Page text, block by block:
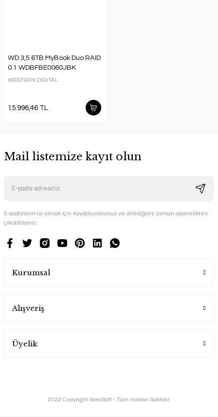
WD 3,5 6TB MyBook Duo RAID
0.1 WDBFBE0060JBK
WESTERN DIGITAL
15.996,46 TL
Mail listemize kayıt olun
E-postalarımızı almak için kaydoluyorsunuz ve dilediğiniz zaman abonelikten
çıkabilirsiniz.
Kurumsal
Alışveriş
Üyelik
2022 Copyright IdeaSoft - Tüm Hakları Saklıdır.